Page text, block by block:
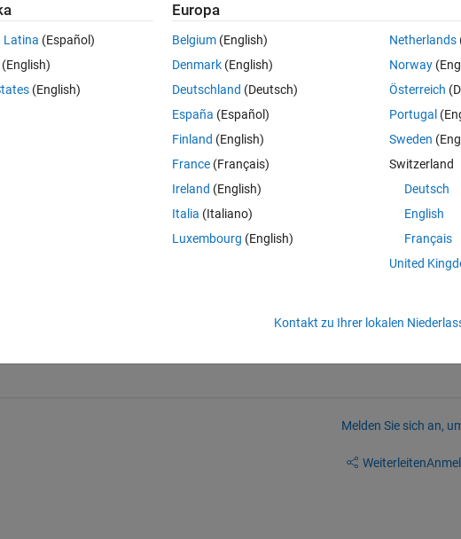
Free trial student version of matlab 2026 i get this error "An attempt to create a
use was detected." even though i am not creating a new account , i am using my
download the license  how do i fix that problem
zu kommentieren.
Melden Sie sich an,
Weiterleiten
Latina (Español)
(English)
(English)
Europa
Belgium (English)
Denmark (English)
Deutschland (Deutsch)
España (Español)
Finland (English)
France (Français)
Ireland (English)
Italia (Italiano)
Luxembourg (English)
Netherlands
Norway
Österreich
Portugal
Sweden
Switzerland
Deutsch
English
Français
United
Kontakt zu Ihrer lokalen